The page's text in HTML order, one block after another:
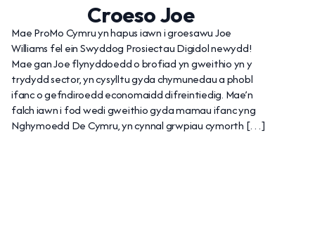
Croeso Joe
Mae ProMo Cymru yn hapus iawn i groesawu Joe
Williams fel ein Swyddog Prosiectau Digidol newydd!
Mae gan Joe flynyddoedd o brofiad yn gweithio yn y
trydydd sector, yn cysylltu gyda chymunedau a phobl
ifanc o gefndiroedd economaidd difreintiedig. Mae’n
falch iawn i fod wedi gweithio gyda mamau ifanc yng
Nghymoedd De Cymru, yn cynnal grwpiau cymorth […]